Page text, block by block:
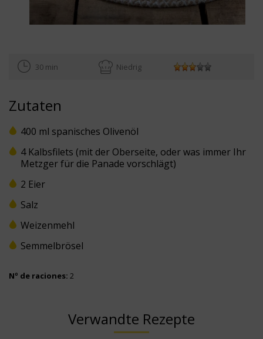
30 min Niedrig
Zutaten
400 ml spanisches Olivenöl
4 Kalbsfilets (mit der Oberseite, oder was immer Ihr
Metzger für die Panade vorschlägt)
2 Eier
Salz
Weizenmehl
Semmelbrösel
Nº de raciones: 2
Verwandte Rezepte